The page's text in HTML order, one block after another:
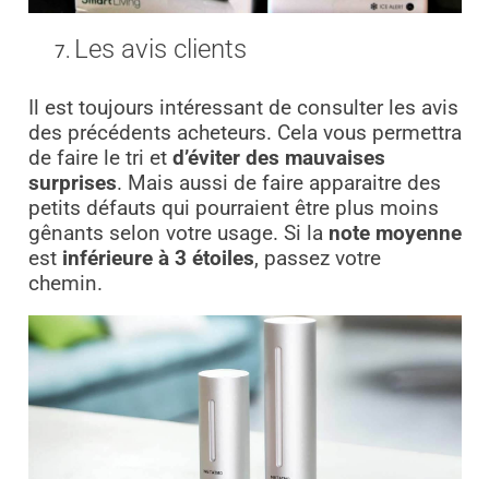
Les avis clients
Il est toujours intéressant de consulter les avis
des précédents acheteurs. Cela vous permettra
de faire le tri et d’éviter des mauvaises
surprises. Mais aussi de faire apparaitre des
petits défauts qui pourraient être plus moins
gênants selon votre usage. Si la note moyenne
est inférieure à 3 étoiles, passez votre
chemin.